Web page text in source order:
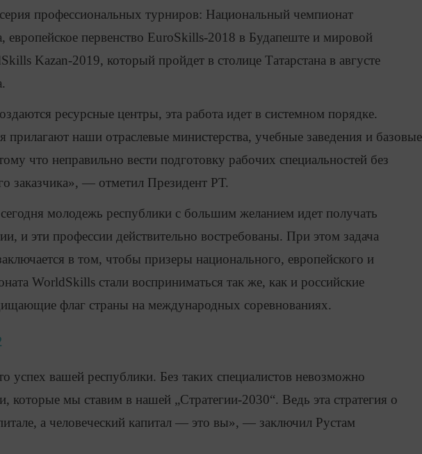
серия профессиональных турниров: Национальный чемпионат
европейское первенство EuroSkills-2018 в Будапеште и мировой
Kazan-2019, который пройдет в столице Татарстана в августе
ресурсные центры, эта работа идет в системном порядке.
прилагают наши отраслевые министерства, учебные заведения и базовые
что неправильно вести подготовку рабочих специальностей без
заказчика», — отметил Президент РТ.
молодежь республики с большим желанием идет получать
и эти профессии действительно востребованы. При этом задача
в том, чтобы призеры национального, европейского и
WorldSkills стали восприниматься так же, как и российские
флаг страны на международных соревнованиях.
успех вашей республики. Без таких специалистов невозможно
которые мы ставим в нашей „Стратегии-2030“. Ведь эта стратегия о
а человеческий капитал — это вы», — заключил Рустам